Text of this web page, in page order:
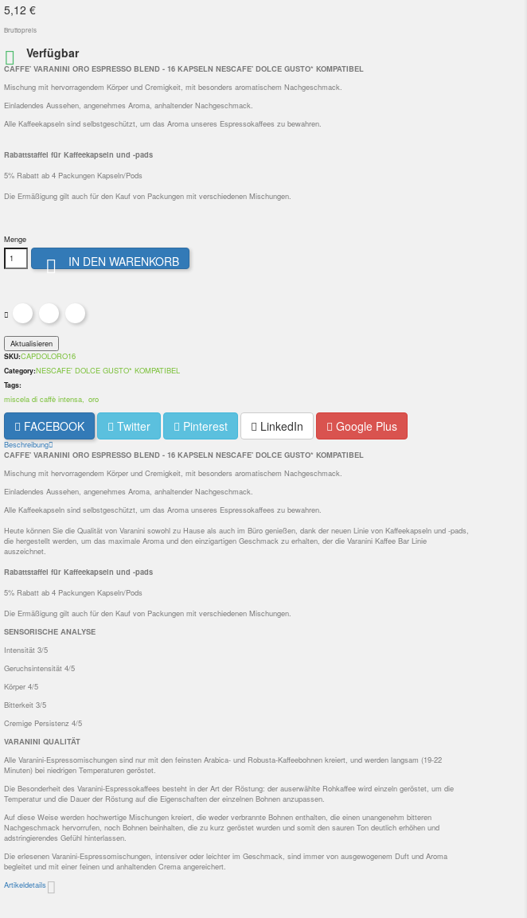
5,12 €
Bruttopreis
 Verfügbar
CAFFE' VARANINI ORO ESPRESSO BLEND - 16 KAPSELN NESCAFE' DOLCE GUSTO* KOMPATIBEL
Mischung mit hervorragendem Körper und Cremigkeit, mit besonders aromatischem Nachgeschmack.
Einladendes Aussehen, angenehmes Aroma, anhaltender Nachgeschmack.
Alle Kaffeekapseln sind selbstgeschützt, um das Aroma unseres Espressokaffees zu bewahren.
Rabattstaffel für Kaffeekapseln und -pads
5% Rabatt ab 4 Packungen Kapseln/Pods
Die Ermäßigung gilt auch für den Kauf von Packungen mit verschiedenen Mischungen.
Menge
 IN DEN WARENKORB
SKU:CAPDOLORO16
Category:NESCAFE' DOLCE GUSTO* KOMPATIBEL
Tags:
miscela di caffè intensa oro
FACEBOOK Twitter Pinterest LinkedIn Google Plus
Beschreibung
CAFFE' VARANINI ORO ESPRESSO BLEND - 16 KAPSELN NESCAFE' DOLCE GUSTO* KOMPATIBEL
Mischung mit hervorragendem Körper und Cremigkeit, mit besonders aromatischem Nachgeschmack.
Einladendes Aussehen, angenehmes Aroma, anhaltender Nachgeschmack.
Alle Kaffeekapseln sind selbstgeschützt, um das Aroma unseres Espressokaffees zu bewahren.
Heute können Sie die Qualität von Varanini sowohl zu Hause als auch im Büro genießen, dank der neuen Linie von Kaffeekapseln und -pads,
die hergestellt werden, um das maximale Aroma und den einzigartigen Geschmack zu erhalten, der die Varanini Kaffee Bar Linie
auszeichnet.
Rabattstaffel für Kaffeekapseln und -pads
5% Rabatt ab 4 Packungen Kapseln/Pods
Die Ermäßigung gilt auch für den Kauf von Packungen mit verschiedenen Mischungen.
SENSORISCHE ANALYSE
Intensität 3/5
Geruchsintensität 4/5
Körper 4/5
Bitterkeit 3/5
Cremige Persistenz 4/5
VARANINI QUALITÄT
Alle Varanini-Espressomischungen sind nur mit den feinsten Arabica- und Robusta-Kaffeebohnen kreiert, und werden langsam (19-22
Minuten) bei niedrigen Temperaturen geröstet.
Die Besonderheit des Varanini-Espressokaffees besteht in der Art der Röstung: der auserwählte Rohkaffee wird einzeln geröstet, um die
Temperatur und die Dauer der Röstung auf die Eigenschaften der einzelnen Bohnen anzupassen.
Auf diese Weise werden hochwertige Mischungen kreiert, die weder verbrannte Bohnen enthalten, die einen unangenehm bitteren
Nachgeschmack hervorrufen, noch Bohnen beinhalten, die zu kurz geröstet wurden und somit den sauren Ton deutlich erhöhen und
adstringierendes Gefühl hinterlassen.
Die erlesenen Varanini-Espressomischungen, intensiver oder leichter im Geschmack, sind immer von ausgewogenem Duft und Aroma
begleitet und mit einer feinen und anhaltenden Crema angereichert.
Artikeldetails